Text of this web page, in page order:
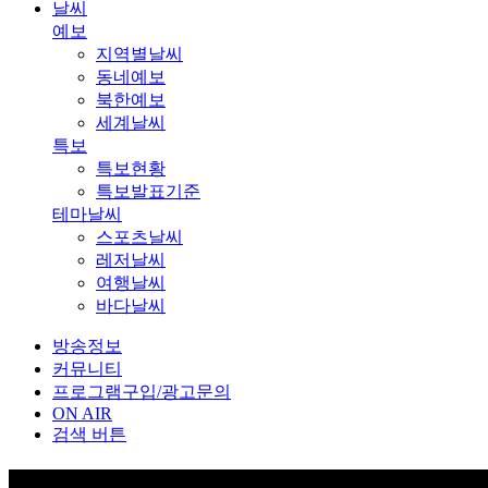
날씨
예보
지역별날씨
동네예보
북한예보
세계날씨
특보
특보현황
특보발표기준
테마날씨
스포츠날씨
레저날씨
여행날씨
바다날씨
방송정보
커뮤니티
프로그램구입/광고문의
ON AIR
검색 버튼